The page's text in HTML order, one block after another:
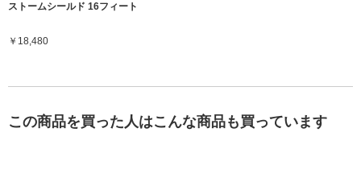
ストームシールド 16フィート
￥18,480
この商品を買った人はこんな商品も買っています